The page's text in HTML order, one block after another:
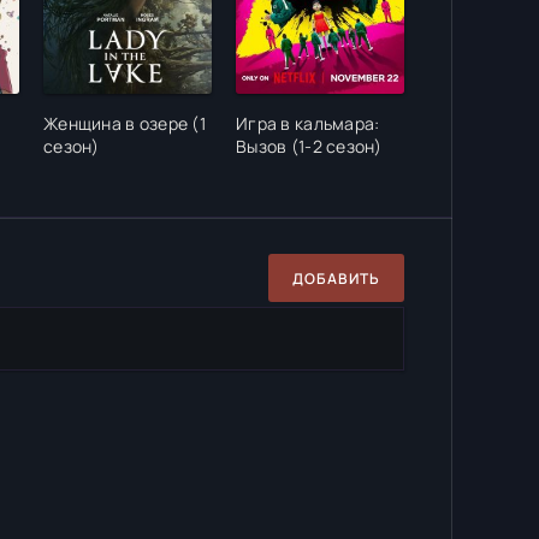
Женщина в озере (1
сезон)
Игра в кальмара:
Вызов (1-2 сезон)
ДОБАВИТЬ